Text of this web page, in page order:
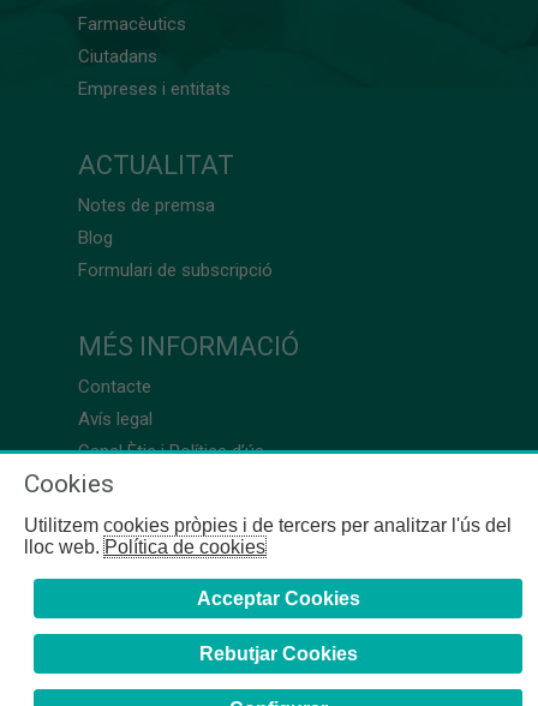
Farmacèutics
Ciutadans
Empreses i entitats
ACTUALITAT
Notes de premsa
Blog
Formulari de subscripció
MÉS INFORMACIÓ
Contacte
Avís legal
Canal Ètic i Política d’ús
Cookies
Utilitzem cookies pròpies i de tercers per analitzar l'ús del
lloc web.Política de cookies
Acceptar Cookies
Rebutjar Cookies